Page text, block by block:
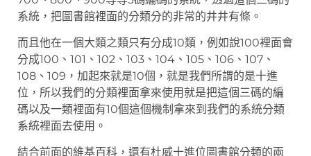
系統，把圖書館裡面的分類分的非常的井井有條。
而且他在一個大類之類只有分成10類，例如說100裡面會
分成100、101、102、103、104、105、106、107、
108、109，加起來就是10個，就是我們所謂的是十進
位，所以我們的分類裡面拿來使用就是把這個三碼的編
碼以及一類裡面有10個這個機制拿來到我們的系統分類
系統裡面去使用。
結合前面的維基百科，還有杜威十進位圖書館分類的兩